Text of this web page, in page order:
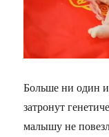
Больше ни один
затронут
малышу не